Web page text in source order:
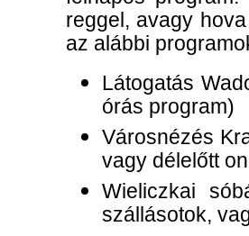
reggel, avagy
az alábbi
Látogatás
órás program)
Városnézés
vagy délelőtt
Wieliczkai
szállásotok,